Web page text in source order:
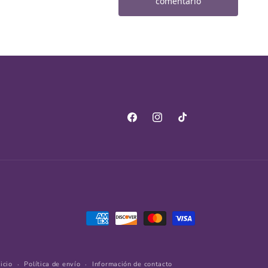
FacebookInstagramTikTok
Formas
Política de envío Información de contacto